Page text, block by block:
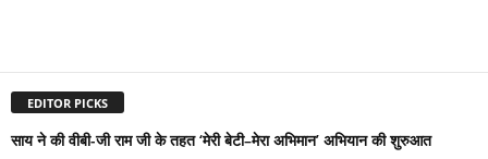
EDITOR PICKS
साय ने की वीबी-जी राम जी के तहत ‘मेरी बेटी–मेरा अभिमान’ अभियान की शुरुआत